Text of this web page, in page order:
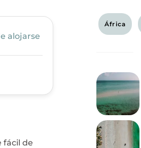
alojarse
fácil de
África